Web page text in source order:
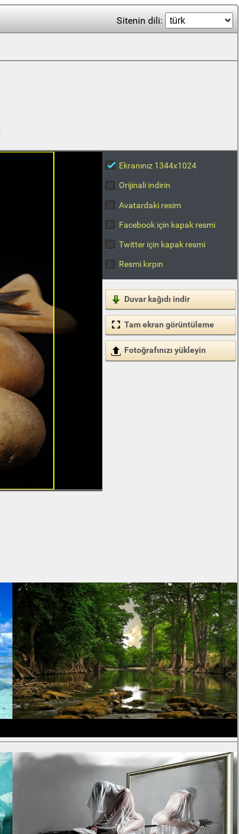
Sitenin dili:
Ekranınız 1344x1024
Orijinali indirin
Avatardaki resim
Facebook için kapak resmi
Twitter için kapak resmi
Resmi kırpın
Duvar kağıdı indir
Tam ekran görüntüleme
Fotoğrafınızı yükleyin